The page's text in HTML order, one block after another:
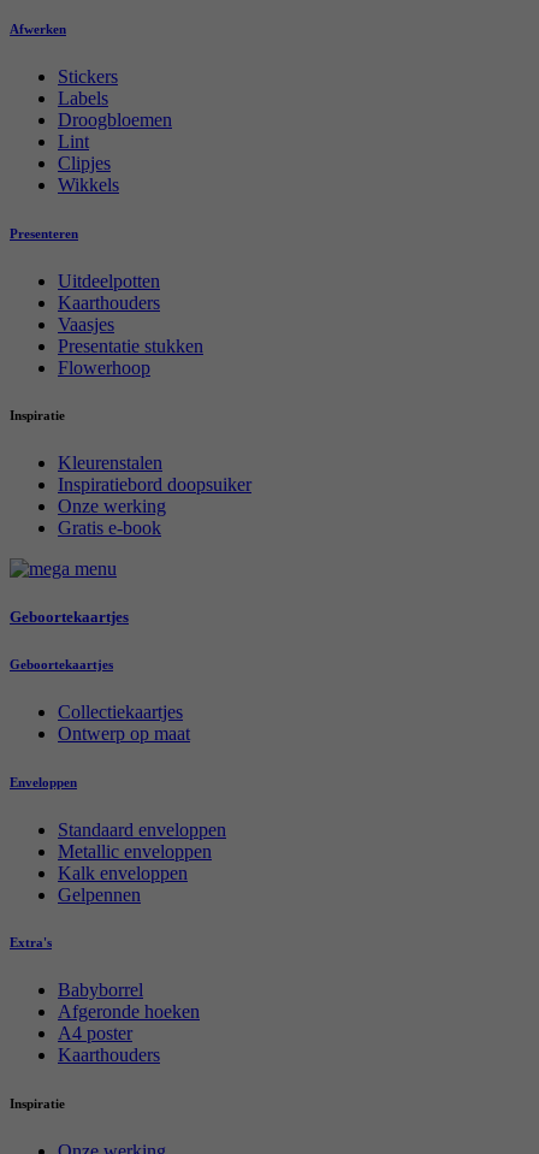
Afwerken
Stickers
Labels
Droogbloemen
Lint
Clipjes
Wikkels
Presenteren
Uitdeelpotten
Kaarthouders
Vaasjes
Presentatie stukken
Flowerhoop
Inspiratie
Kleurenstalen
Inspiratiebord doopsuiker
Onze werking
Gratis e-book
Geboortekaartjes
Geboortekaartjes
Collectiekaartjes
Ontwerp op maat
Enveloppen
Standaard enveloppen
Metallic enveloppen
Kalk enveloppen
Gelpennen
Extra's
Babyborrel
Afgeronde hoeken
A4 poster
Kaarthouders
Inspiratie